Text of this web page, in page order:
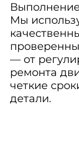
Мы
— от
ремонта
четкие
детали.